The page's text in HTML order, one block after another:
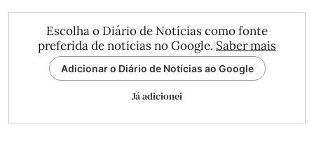
Escolha o Diário de Notícias como fonte
preferida de notícias no Google. Saber mais
Adicionar o Diário de Notícias ao Google
Já adicionei